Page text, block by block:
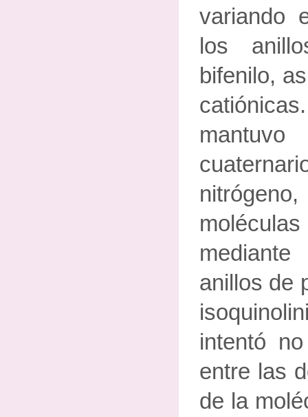
variando
los
bifenilo,
anillos de
intentó
entre las
de la